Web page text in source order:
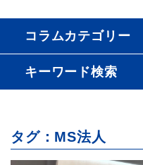
コラムカテゴリー
キーワード検索
タグ：MS法人